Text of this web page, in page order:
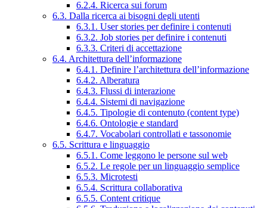
6.2.4. Ricerca sui forum
6.3. Dalla ricerca ai bisogni degli utenti
6.3.1. User stories per definire i contenuti
6.3.2. Job stories per definire i contenuti
6.3.3. Criteri di accettazione
6.4. Architettura dell’informazione
6.4.1. Definire l’architettura dell’informazione
6.4.2. Alberatura
6.4.3. Flussi di interazione
6.4.4. Sistemi di navigazione
6.4.5. Tipologie di contenuto (content type)
6.4.6. Ontologie e standard
6.4.7. Vocabolari controllati e tassonomie
6.5. Scrittura e linguaggio
6.5.1. Come leggono le persone sul web
6.5.2. Le regole per un linguaggio semplice
6.5.3. Microtesti
6.5.4. Scrittura collaborativa
6.5.5. Content critique